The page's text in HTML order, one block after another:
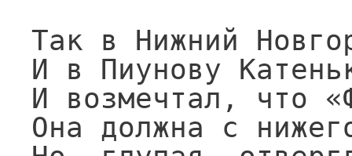
Так в Нижний
И в Пиунову
И возмечтал, что
Она должна с